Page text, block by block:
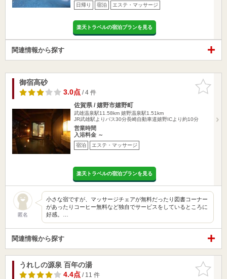
日帰り 宿泊 エステ・マッサージ
楽天トラベルの宿泊プランを見る
関連情報から探す
お気に入
りに追加
御宿高砂
3.0点/ 4 件
佐賀県 / 嬉野市嬉野町
武雄温泉駅11.58km 嬉野温泉駅1.51km
JR武雄駅よりバス30分長崎自動車道嬉野ICより約10分
営業時間
入浴料金 ～
宿泊 エステ・マッサージ
楽天トラベルの宿泊プランを見る
匿名
小さな宿ですが、マッサージチェアが無料だったり図書コーナー
があったりコーヒー無料など独自でサービスをしているところに
好感。…
関連情報から探す
お気に入
りに追加
うれしの源泉 百年の湯
4.4点/ 11 件